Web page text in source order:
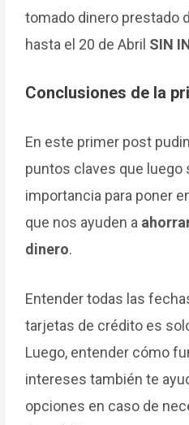
tomado dinero prestado
hasta el 20 de Abril SIN
Conclusiones de la
En este primer post
puntos claves que luego
importancia para poner
que nos ayuden a
dinero.
Entender todas las
tarjetas de crédito es
Luego, entender cómo
intereses también te
opciones en caso de